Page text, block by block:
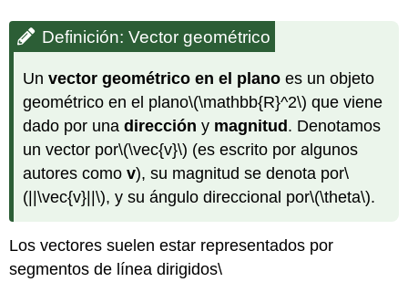
ángulo
del
Ejemplo\
(\PageIndex{2}\)
Definición: Vector geométrico
Unvector geométrico en el plano es un objeto
geométrico en el plano\(\mathbb{R}^2\) que viene
dado por unadirección y magnitud. Denotamos
un vector por\(\vec{v}\) (es escrito por algunos
autores comov), su magnitud se denota por\
(||\vec{v}||\), y su ángulo direccional por\(\theta\).
Los vectores suelen estar representados por
segmentos de línea dirigidos\